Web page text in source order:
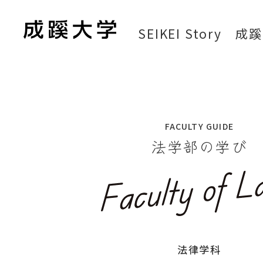
SEIKEI Story 成
FACULTY GUIDE
法学部の学び
法律学科